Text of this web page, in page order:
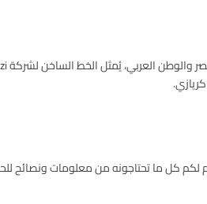
لكم كل ما تحتاجونه من معلومات ونصائح